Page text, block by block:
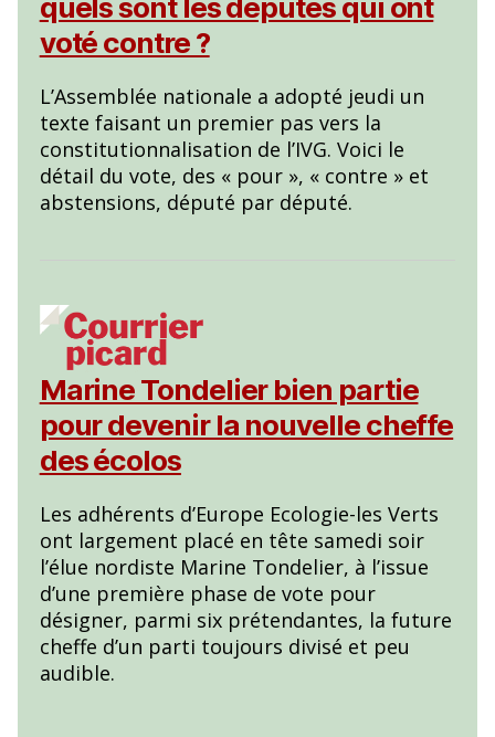
quels sont les députés qui ont
voté contre ?
L’Assemblée nationale a adopté jeudi un
texte faisant un premier pas vers la
constitutionnalisation de l’IVG. Voici le
détail du vote, des « pour », « contre » et
abstensions, député par député.
Marine Tondelier bien partie
pour devenir la nouvelle cheffe
des écolos
Les adhérents d’Europe Ecologie-les Verts
ont largement placé en tête samedi soir
l’élue nordiste Marine Tondelier, à l’issue
d’une première phase de vote pour
désigner, parmi six prétendantes, la future
cheffe d’un parti toujours divisé et peu
audible.